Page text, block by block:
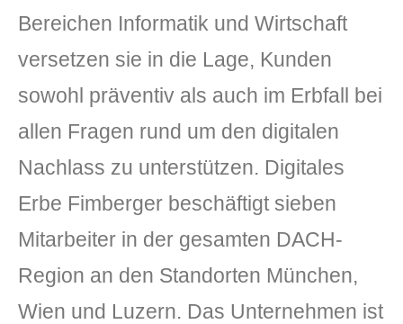
Bereichen Informatik und Wirtschaft
versetzen sie in die Lage, Kunden
sowohl präventiv als auch im Erbfall bei
allen Fragen rund um den digitalen
Nachlass zu unterstützen. Digitales
Erbe Fimberger beschäftigt sieben
Mitarbeiter in der gesamten DACH-
Region an den Standorten München,
Wien und Luzern. Das Unternehmen ist